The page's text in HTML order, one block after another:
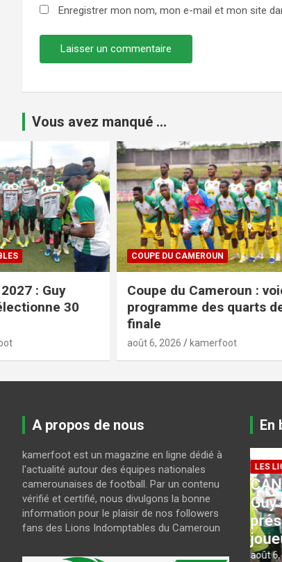
Enregistrer mon nom, mon e-mail et mon site
Vous avez manqué ...
COUPE DU CAMEROUN
Coupe du Cameroun : voici le
programme des quarts de
kamerfoot
FIFA
: la
A propos de nous
kamerfoot est un magazine en ligne dédié à
l'actualité autour des équipes nationales
camerounaises de football. Par un contenu
vérifié et certifié, nous divulgons la bonne
information pour le plaisir de nos followers
fans des Lions Indomptables du Cameroun
En
LES LIONS INDOMPTABLES
CAN U23 Maroc 2027 :
Guy Feutchine
présélectionne 30
août 6, 2026 kamerfoot
le